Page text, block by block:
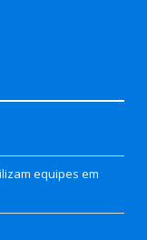
equipes em